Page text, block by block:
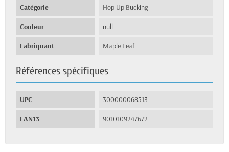
Catégorie Hop Up Bucking
Couleur null
Fabriquant Maple Leaf
Références spécifiques
UPC 300000068513
EAN13 9010109247672